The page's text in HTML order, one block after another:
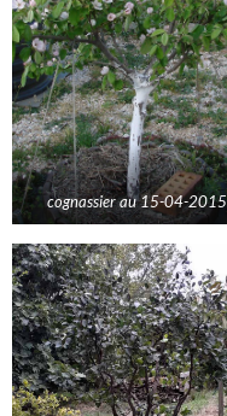
cognassier au 15-04-2015